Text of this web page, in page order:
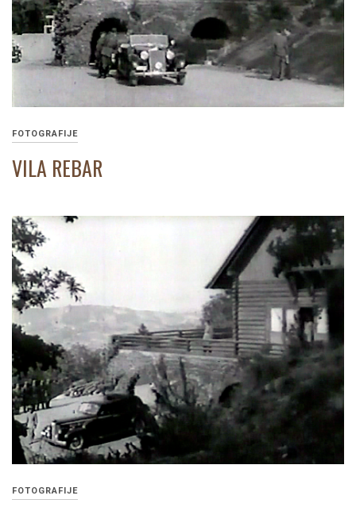
FOTOGRAFIJE
VILA REBAR
FOTOGRAFIJE